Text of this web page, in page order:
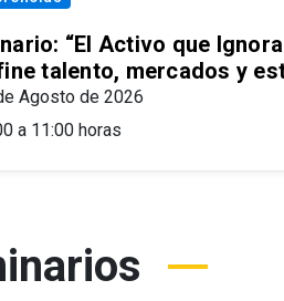
“El Activo que
talento, mercados y
Agosto de 2026
a 11:00 horas